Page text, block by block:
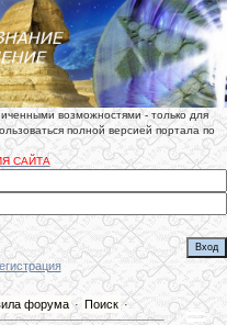
возможностями - только для
полной версией портала по
САЙТА
форума · Поиск·